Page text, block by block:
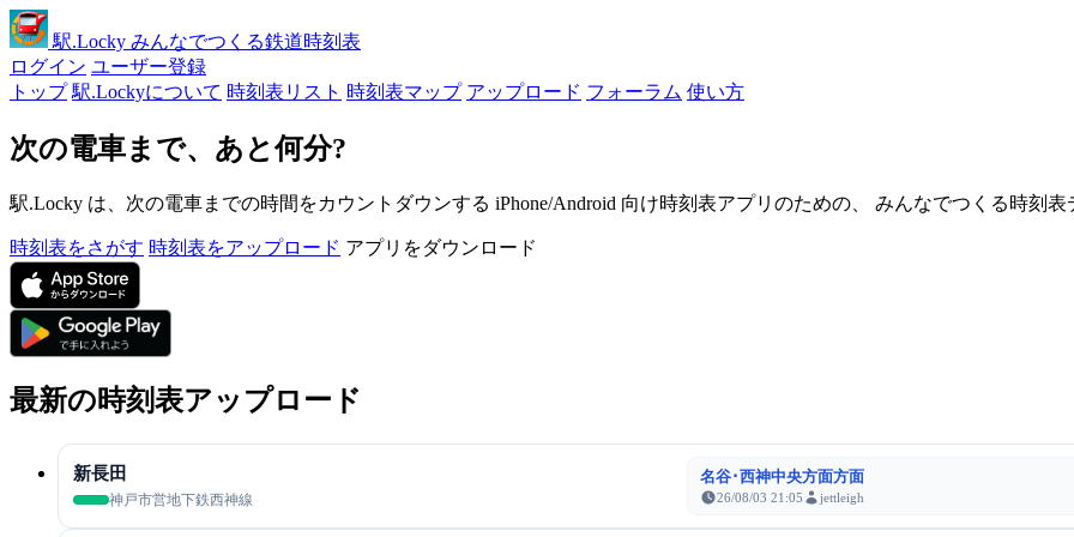
駅.Locky みんなでつくる鉄道時刻表
ログイン ユーザー登録
トップ 駅.Lockyについて 時刻表リスト 時刻表マップ アップロード フォーラム 使い方
次の電車まで、あと何分?
駅.Locky は、次の電車までの時間をカウントダウンする iPhone/Android 向け時刻表アプリのための、 みんなでつくる時刻表
時刻表をさがす 時刻表をアップロード アプリをダウンロード
最新の時刻表アップロード
新長田
神戸市営地下鉄西神線
名谷･西神中央方面方面
26/08/03 21:05 jettleigh